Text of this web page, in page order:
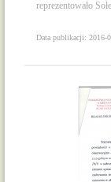
reprezentowało
Data publikacji: 2016-